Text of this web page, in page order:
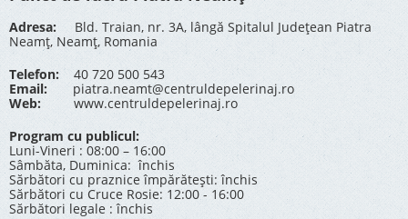
Adresa: Bld. Traian, nr. 3A, lângă Spitalul Județean Piatra
Neamț, Neamț, Romania
Telefon:40 720 500 543
Email:
piatra.neamt@centruldepelerinaj.ro
Web:
www.centruldepelerinaj.ro
Program cu publicul:
Luni-Vineri : 08:00 – 16:00
Sâmbăta, Duminica: închis
Sărbători cu praznice împărătești: închis
Sărbători cu Cruce Rosie: 12:00 - 16:00
Sărbători legale : închis